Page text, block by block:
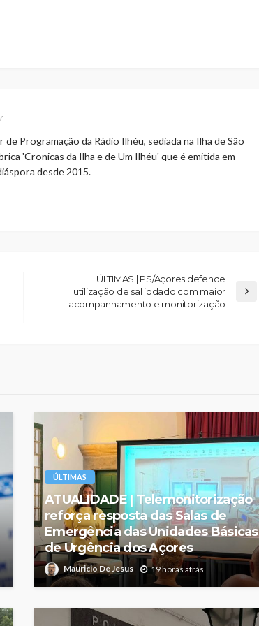
Programação da Rádio Ilhéu, sediada na Ilha de São
'Cronicas da Ilha e de Um Ilhéu' que é emitida em
desde 2015.
ÚLTIMAS | PS/Açores defende
utilização de sal iodado com maior
acompanhamento e monitorização
ÚLTIMAS
ATUALIDADE | Telemonitorização
reforça resposta das Salas de
Emergência das Unidades Básicas
de Urgência dos Açores
Mauricio De Jesus 19 horas atrás